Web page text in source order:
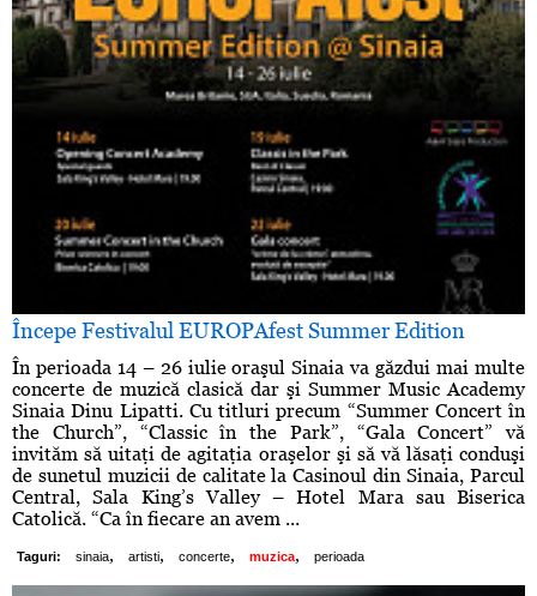
Începe Festivalul EUROPAfest Summer Edition
În perioada 14 – 26 iulie oraşul Sinaia va găzdui mai multe
concerte de muzică clasică dar şi Summer Music Academy
Sinaia Dinu Lipatti. Cu titluri precum “Summer Concert în
the Church”, “Classic în the Park”, “Gala Concert” vă
invităm să uitaţi de agitaţia oraşelor şi să vă lăsaţi conduşi
de sunetul muzicii de calitate la Casinoul din Sinaia, Parcul
Central, Sala King’s Valley – Hotel Mara sau Biserica
Catolică. “Ca în fiecare an avem ...
Taguri: sinaia, artisti, concerte, muzica, perioada